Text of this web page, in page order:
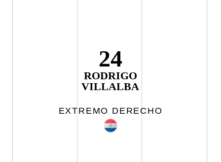
24
RODRIGO
VILLALBA
EXTREMO DERECHO